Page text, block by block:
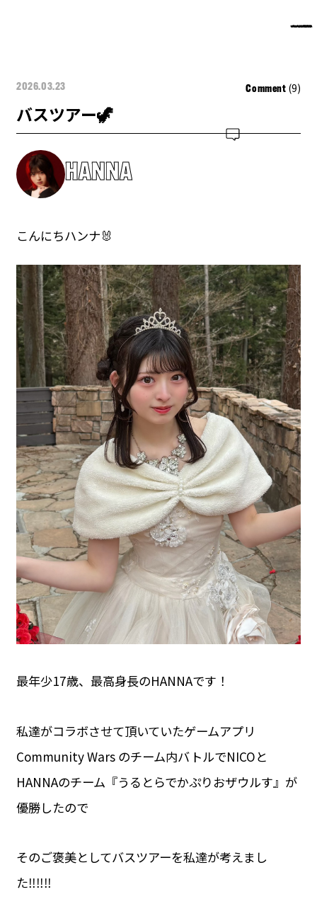
2026.03.23 Comment (9)
バスツアー🦖
HANNA
こんにちハンナ🐰
最年少17歳、最高身長のHANNAです！
私達がコラボさせて頂いていたゲームアプリ
Community Wars のチーム内バトルでNICOと
HANNAのチーム『うるとらでかぷりおザウルす』が
優勝したので
そのご褒美としてバスツアーを私達が考えまし
た‼️‼️‼️